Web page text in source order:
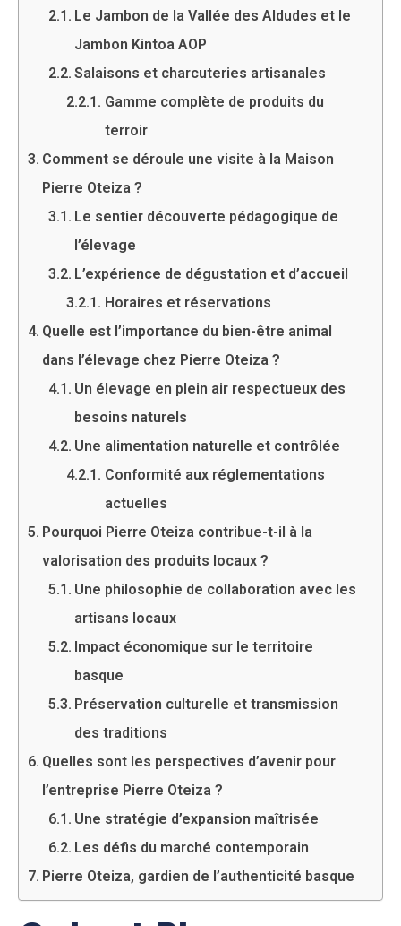
Le Jambon de la Vallée des Aldudes et le
Jambon Kintoa AOP
Salaisons et charcuteries artisanales
Gamme complète de produits du
terroir
Comment se déroule une visite à la Maison
Pierre Oteiza ?
Le sentier découverte pédagogique de
l’élevage
L’expérience de dégustation et d’accueil
Horaires et réservations
Quelle est l’importance du bien-être animal
dans l’élevage chez Pierre Oteiza ?
Un élevage en plein air respectueux des
besoins naturels
Une alimentation naturelle et contrôlée
Conformité aux réglementations
actuelles
Pourquoi Pierre Oteiza contribue-t-il à la
valorisation des produits locaux ?
Une philosophie de collaboration avec les
artisans locaux
Impact économique sur le territoire
basque
Préservation culturelle et transmission
des traditions
Quelles sont les perspectives d’avenir pour
l’entreprise Pierre Oteiza ?
Une stratégie d’expansion maîtrisée
Les défis du marché contemporain
Pierre Oteiza, gardien de l’authenticité basque